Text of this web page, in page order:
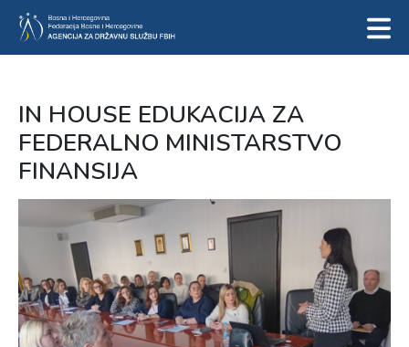
IN HOUSE EDUKACIJA ZA
FEDERALNO MINISTARSTVO
FINANSIJA